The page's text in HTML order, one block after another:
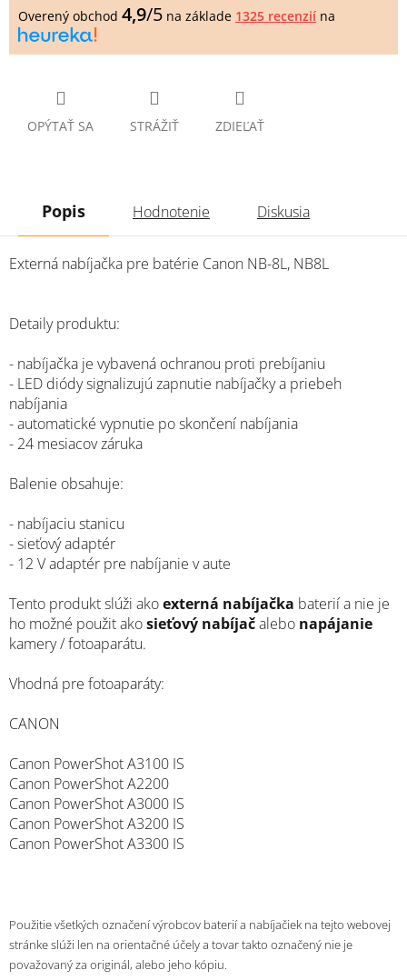
OPÝTAŤ SA STRÁŽIŤ ZDIEĽAŤ
Overený obchod 4,9/5 na základe 1325 recenzií na
Popis Hodnotenie Diskusia
Externá nabíjačka pre batérie Canon NB-8L, NB8L
Detaily produktu:
- nabíjačka je vybavená ochranou proti prebíjaniu
- LED diódy signalizujú zapnutie nabíjačky a priebeh
nabíjania
- automatické vypnutie po skončení nabíjania
- 24 mesiacov záruka
Balenie obsahuje:
- nabíjaciu stanicu
- sieťový adaptér
- 12 V adaptér pre nabíjanie v aute
Tento produkt slúži akoexterná nabíjačka baterií a nie je
ho možné použit akosieťový nabíjačalebo napájanie
kamery / fotoaparátu.
Vhodná pre fotoaparáty:
CANON
Canon PowerShot A3100 IS
Canon PowerShot A2200
Canon PowerShot A3000 IS
Canon PowerShot A3200 IS
Canon PowerShot A3300 IS
Použitie všetkých označení výrobcov baterií a nabíjačiek na tejto webovej
stránke slúži len na orientačné účely a tovar takto označený nie je
považovaný za originál, alebo jeho kópiu.